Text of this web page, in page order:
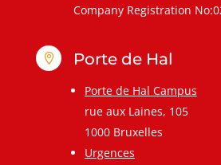
Company Registration
 Porte de Hal
Porte de Hal Campus
rue aux Laines, 105
1000 Bruxelles
Urgences